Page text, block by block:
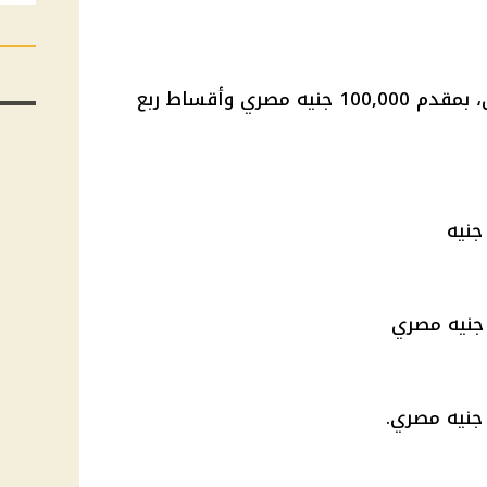
، بمقدم 100,000 جنيه مصري وأقساط ربع
جنيه مصري
جنيه مصري.